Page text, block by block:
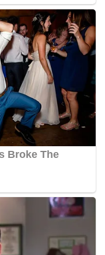
Polri dan
kesadaran
menjaga
menyambut
sambang ini
secara rutin
Kelurahan
upaya menciptakan
dan kondusif,
nasionalisme
Kemerdekaan RI.
Jhon Ester
dengan
Silaturahmi Kapolres
hingga